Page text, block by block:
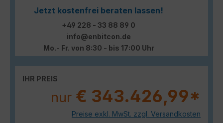
Jetzt kostenfrei beraten lassen!
+49 228 - 33 88 89 0
info@enbitcon.de
Mo.- Fr. von 8:30 - bis 17:00 Uhr
IHR PREIS
nur € 343.426,99*
Preise exkl. MwSt. zzgl. Versandkosten